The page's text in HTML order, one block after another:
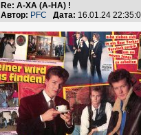
Re: А-ХА (A-HA) !
Автор: PFC Дата: 16.01.24